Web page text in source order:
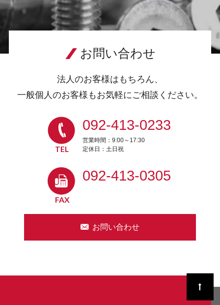
お問い合わせ
法人のお客様はもちろん、
一般個人のお客様もお気軽にご相談ください。
092-413-0233
営業時間：9:00～17:30
定休日：土日祝
092-413-0305
お問い合わせ